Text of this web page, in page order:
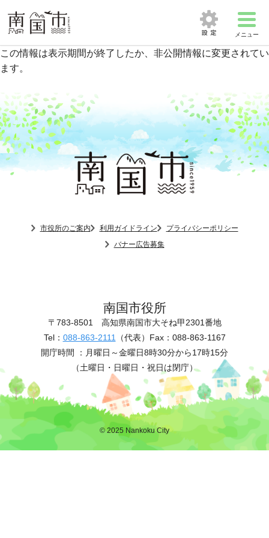
メニュー
この情報は表示期間が終了したか、非公開情報に変更されてい
ます。
市役所のご案内 利用ガイドライン
プライバシーポリシー
バナー広告募集
南国市役所
〒783-8501 高知県南国市大そね甲2301番地
Tel： 088-863-2111 （代表） Fax：088-863-1167
開庁時間 ： 月曜日～金曜日8時30分から17時15分
（土曜日・日曜日・祝日は閉庁）
© 2025 Nankoku City